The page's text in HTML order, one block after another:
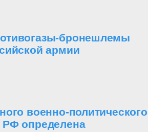
бронешлемы
армии
военно-политического
определена